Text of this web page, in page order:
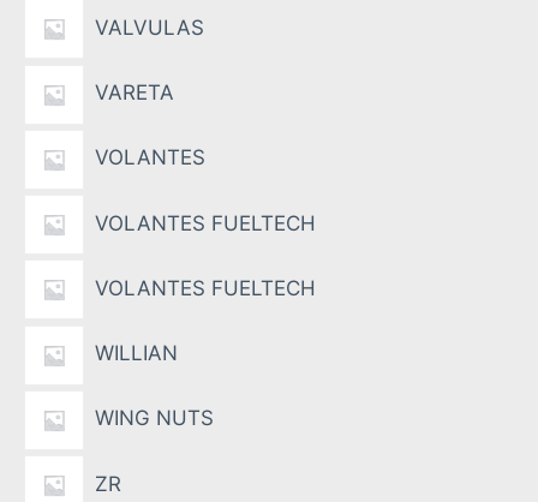
VALVULAS
VARETA
VOLANTES
VOLANTES FUELTECH
VOLANTES FUELTECH
WILLIAN
WING NUTS
ZR